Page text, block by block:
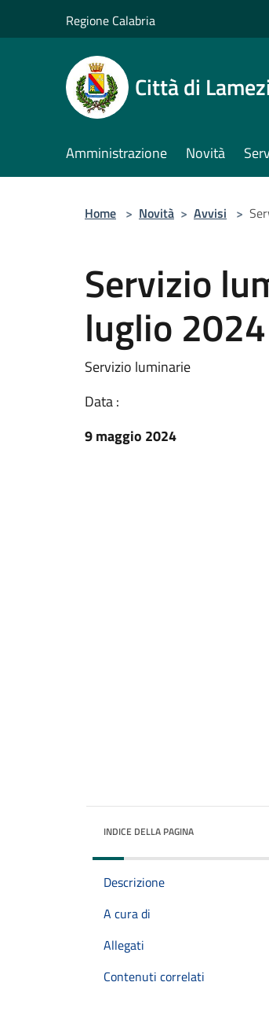
Regione Calabria
Città di
Amministrazione Novità
Home > Novità > Avvisi >
Servizio
luglio 2024
Servizio luminarie
Data :
9 maggio 2024
INDICE DELLA PAGINA
Descrizione
A cura di
Allegati
Contenuti correlati